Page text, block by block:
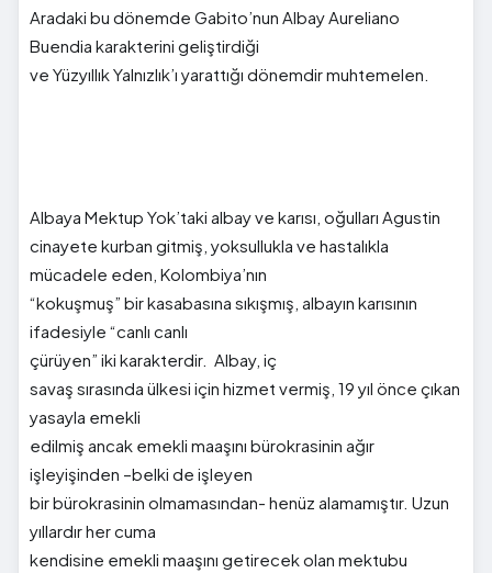
Aradaki bu dönemde Gabito’nun Albay Aureliano
Buendia karakterini geliştirdiği
ve Yüzyıllık Yalnızlık’ı yarattığı dönemdir muhtemelen.
Albaya Mektup Yok’taki albay ve karısı, oğulları Agustin
cinayete kurban gitmiş, yoksullukla ve hastalıkla
mücadele eden, Kolombiya’nın
“kokuşmuş” bir kasabasına sıkışmış, albayın karısının
ifadesiyle “canlı canlı
çürüyen” iki karakterdir. Albay, iç
savaş sırasında ülkesi için hizmet vermiş, 19 yıl önce çıkan
yasayla emekli
edilmiş ancak emekli maaşını bürokrasinin ağır
işleyişinden –belki de işleyen
bir bürokrasinin olmamasından- henüz alamamıştır. Uzun
yıllardır her cuma
kendisine emekli maaşını getirecek olan mektubu